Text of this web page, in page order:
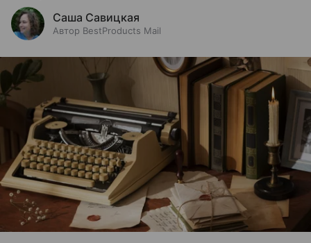
Саша Савицкая
Автор BestProducts Mail